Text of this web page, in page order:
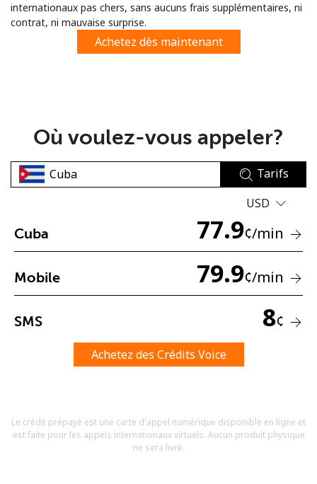
ou
Une lettre majuscule et une lettre minuscule
S'inscrire
internationaux pas chers, sans aucuns frais supplémentaires, ni
contrat, ni mauvaise surprise.
Achetez dès maintenant
Où voulez-vous appeler?
Tarifs
USD
Cuba 77.9¢/min
Mobile 79.9¢/min
SMS 8¢
Achetez des Crédits Voice
Le crédit prépayé est une carte d'appel numérique disponible en ligne et
est faite pour les appels internationaux virtuels. Aucun produit physique
ne sera livré.